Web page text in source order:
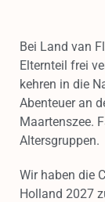
Bei Land van
Elternteil frei
kehren in die
Abenteuer an
Maartenszee.
Altersgruppen.
Wir haben die
Holland 2027